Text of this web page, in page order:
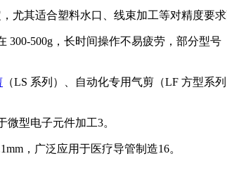
尤其适合塑料水口、线束加工等对精度要
500g，长时间操作不易疲劳，部分型
（LS 系列）、自动化专用气剪（LF 方型系
微型电子元件加工3。
，广泛应用于医疗导管制造16。